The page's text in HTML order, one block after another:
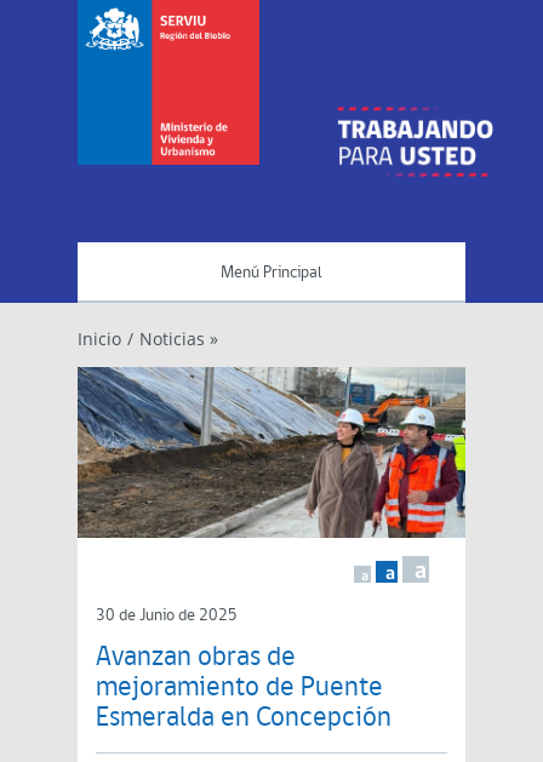
Menú Principal
Inicio / Noticias »
a a a
30 de Junio de 2025
Avanzan obras de
mejoramiento de Puente
Esmeralda en Concepción